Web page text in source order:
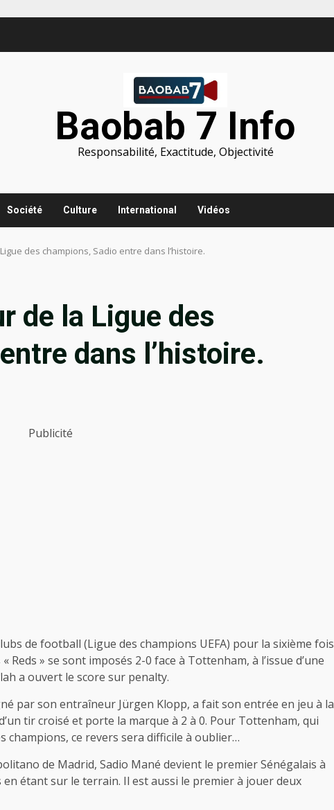
Baobab 7 Info
Responsabilité, Exactitude, Objectivité
Société Culture International Vidéos
des champions, Sadio entre dans l’histoire.
de la Ligue des
dans l’histoire.
Publicité
de football (Ligue des champions UEFA) pour la sixième fois
» se sont imposés 2-0 face à Tottenham, à l’issue d’une
a ouvert le score sur penalty.
par son entraîneur Jürgen Klopp, a fait son entrée en jeu à la
tir croisé et porte la marque à 2 à 0. Pour Tottenham, qui
ce revers sera difficile à oublier…
de Madrid, Sadio Mané devient le premier Sénégalais à
étant sur le terrain. Il est aussi le premier à jouer deux